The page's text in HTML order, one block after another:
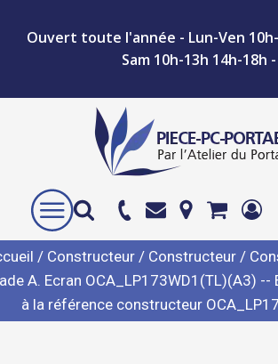
Ouvert toute l'année - Lun-Ven
Sam 10h-13h 14h-18h -
/ Constructeur/ Constructeur/
A. Ecran OCA_LP173WD1(TL)(A3)
à la référence constructeur